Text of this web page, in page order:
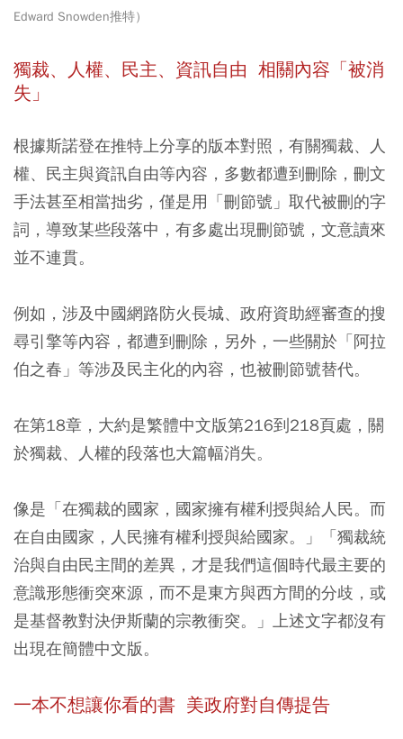
Edward Snowden推特）
獨裁、人權、民主、資訊自由 相關內容「被消
失」
根據斯諾登在推特上分享的版本對照，有關獨裁、人
權、民主與資訊自由等內容，多數都遭到刪除，刪文
手法甚至相當拙劣，僅是用「刪節號」取代被刪的字
詞，導致某些段落中，有多處出現刪節號，文意讀來
並不連貫。
例如，涉及中國網路防火長城、政府資助經審查的搜
尋引擎等內容，都遭到刪除，另外，一些關於「阿拉
伯之春」等涉及民主化的內容，也被刪節號替代。
在第18章，大約是繁體中文版第216到218頁處，關
於獨裁、人權的段落也大篇幅消失。
像是「在獨裁的國家，國家擁有權利授與給人民。而
在自由國家，人民擁有權利授與給國家。」「獨裁統
治與自由民主間的差異，才是我們這個時代最主要的
意識形態衝突來源，而不是東方與西方間的分歧，或
是基督教對決伊斯蘭的宗教衝突。」上述文字都沒有
出現在簡體中文版。
一本不想讓你看的書 美政府對自傳提告